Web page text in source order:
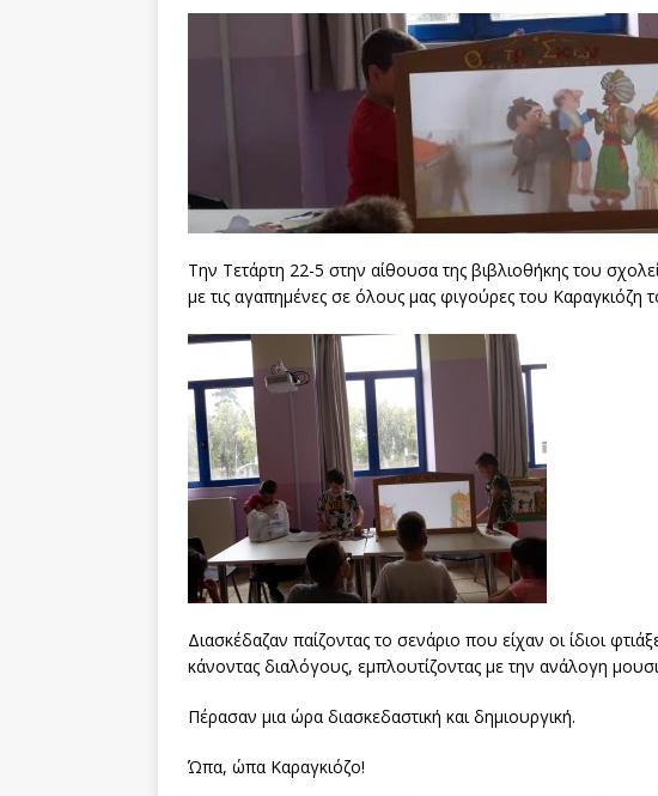
Την Τετάρτη 22-5 στην αίθουσα της βιβλιοθήκης του
με τις αγαπημένες σε όλους μας φιγούρες του Καραγκιόζη
Διασκέδαζαν παίζοντας το σενάριο που είχαν οι ίδιοι
κάνοντας διαλόγους, εμπλουτίζοντας με την ανάλογη
Πέρασαν μια ώρα διασκεδαστική και δημιουργική.
Ώπα, ώπα Καραγκιόζο!